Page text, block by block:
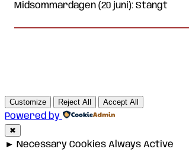
Midsommardagen (20 juni): Stängt
Customize Reject All Accept All
Powered by
✖
► Necessary Cookies Always Active